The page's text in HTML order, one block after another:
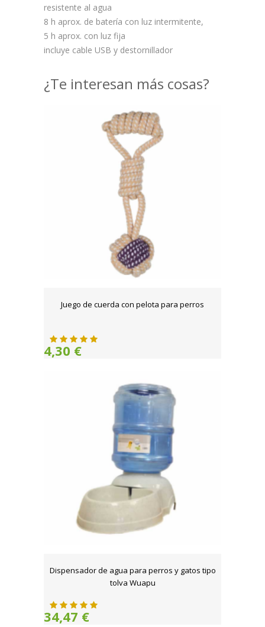
resistente al agua
8 h aprox. de batería con luz intermitente,
5 h aprox. con luz fija
incluye cable USB y destornillador
¿Te interesan más cosas?
Juego de cuerda con pelota para perros
4,30 €
Dispensador de agua para perros y gatos tipo
tolva Wuapu
34,47 €